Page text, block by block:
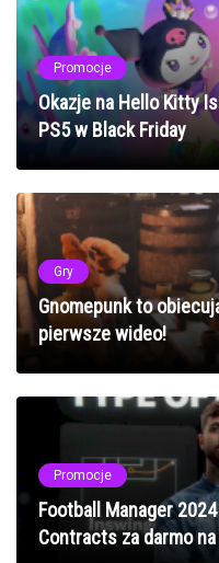
Promocje
Okazje na Hello Kitty
PS5 w Black Friday
Gry
Gnomepunk to
pierwsze wideo!
Promocje
Football Manager
Contracts za darmo